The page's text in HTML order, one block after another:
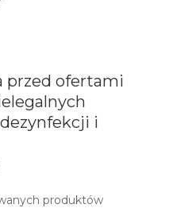
przed ofertami
i
produktów